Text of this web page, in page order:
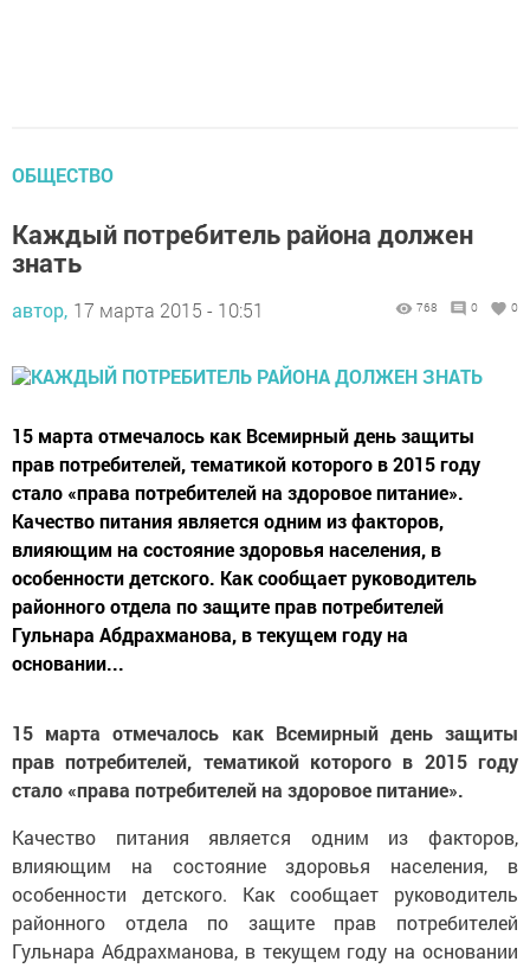
ОБЩЕСТВО
Каждый потребитель района должен
знать
автор, 17 марта 2015 - 10:51 768 0 0
15 марта отмечалось как Всемирный день защиты
прав потребителей, тематикой которого в 2015 году
стало «права потребителей на здоровое питание».
Качество питания является одним из факторов,
влияющим на состояние здоровья населения, в
особенности детского. Как сообщает руководитель
районного отдела по защите прав потребителей
Гульнара Абдрахманова, в текущем году на
основании...
15 марта отмечалось как Всемирный день защиты
прав потребителей, тематикой которого в 2015 году
стало «права потребителей на здоровое питание».
Качество питания является одним из факторов,
влияющим на состояние здоровья населения, в
особенности детского. Как сообщает руководитель
районного отдела по защите прав потребителей
Гульнара Абдрахманова, в текущем году на основании